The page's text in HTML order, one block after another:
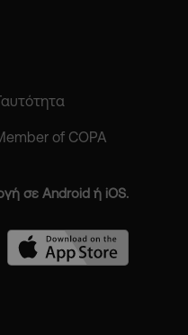
of COPA
σε Android ή iOS.